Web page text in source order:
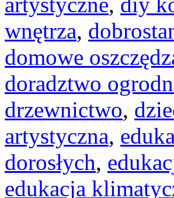
wnętrza,
domowe
doradztwo
drzewnictwo,
artystyczna,
dorosłych,
edukacja